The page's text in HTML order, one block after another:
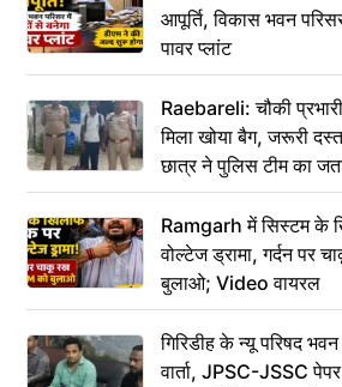
आपूर्ति, विकास भवन
पावर प्लांट
Raebareli: चौकी
मिला खोया बैग, जरूरी
छात्र ने पुलिस टीम का
Ramgarh में सिस्टम के
वोल्टेज ड्रामा, गर्दन पर
बुलाओ; Video वायरल
गिरिडीह के न्यू परिषद
वार्ता, JPSC-JSSC